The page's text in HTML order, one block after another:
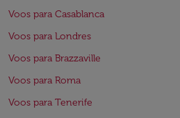
Voos para Casablanca
Voos para Londres
Voos para Brazzaville
Voos para Roma
Voos para Tenerife